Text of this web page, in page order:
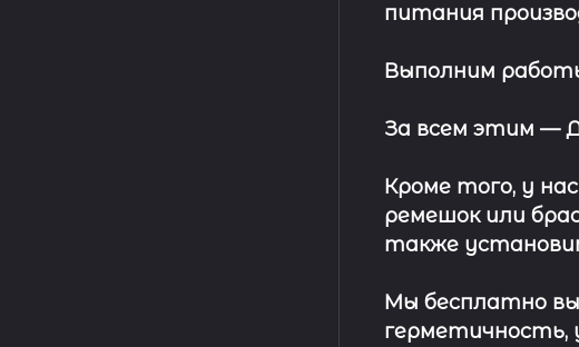
питания
Выполним
За всем этим —
Кроме того, у
ремешокили
также
Мы бесплатно
герметичность,